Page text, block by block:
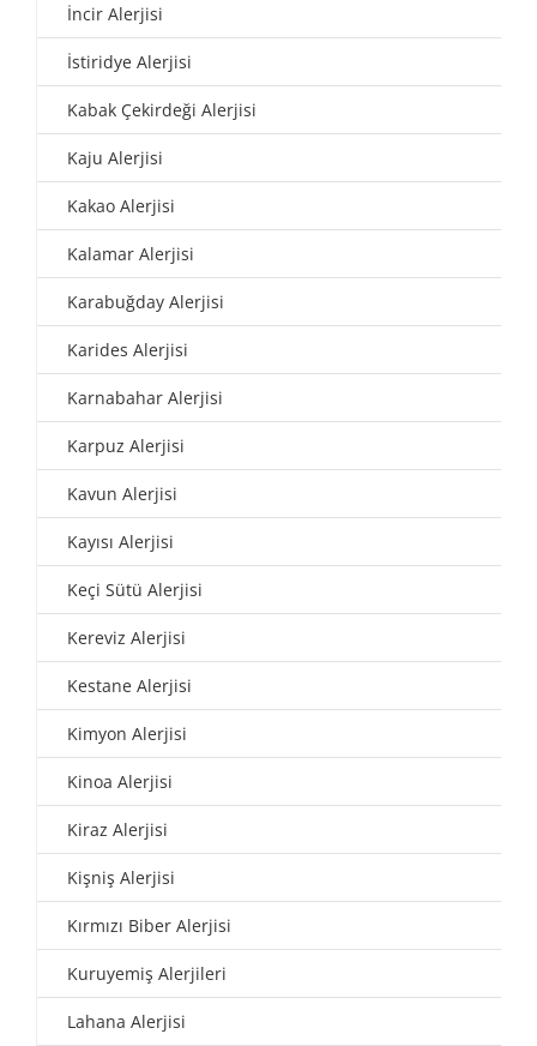
İncir Alerjisi
İstiridye Alerjisi
Kabak Çekirdeği Alerjisi
Kaju Alerjisi
Kakao Alerjisi
Kalamar Alerjisi
Karabuğday Alerjisi
Karides Alerjisi
Karnabahar Alerjisi
Karpuz Alerjisi
Kavun Alerjisi
Kayısı Alerjisi
Keçi Sütü Alerjisi
Kereviz Alerjisi
Kestane Alerjisi
Kimyon Alerjisi
Kinoa Alerjisi
Kiraz Alerjisi
Kişniş Alerjisi
Kırmızı Biber Alerjisi
Kuruyemiş Alerjileri
Lahana Alerjisi